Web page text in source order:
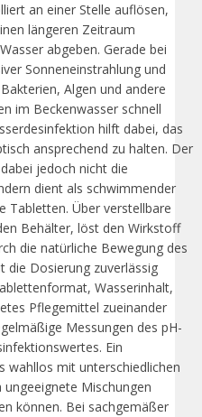
an einer Stelle auflösen,
längeren Zeitraum
abgeben. Gerade bei
Sonneneinstrahlung und
Algen und andere
im Beckenwasser schnell
hilft dabei, das
ansprechend zu halten. Der
jedoch nicht die
dient als schwimmender
Tabletten. Über verstellbare
Behälter, löst den Wirkstoff
die natürliche Bewegung des
die Dosierung zuverlässig
Wasserinhalt,
Pflegemittel zueinander
Messungen des pH-
Ein
wahllos mit unterschiedlichen
Mischungen
können. Bei sachgemäßer